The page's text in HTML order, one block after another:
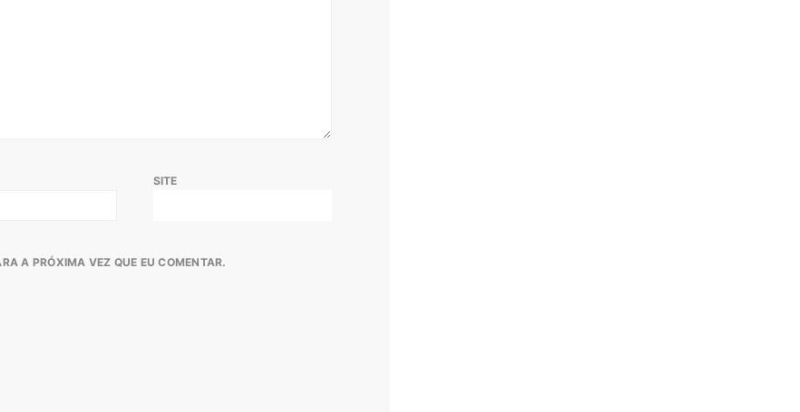
SITE
A PRÓXIMA VEZ QUE EU COMENTAR.